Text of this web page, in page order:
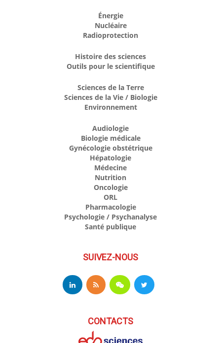
Énergie
Nucléaire
Radioprotection
Histoire des sciences
Outils pour le scientifique
Sciences de la Terre
Sciences de la Vie / Biologie
Environnement
Audiologie
Biologie médicale
Gynécologie obstétrique
Hépatologie
Médecine
Nutrition
Oncologie
ORL
Pharmacologie
Psychologie / Psychanalyse
Santé publique
SUIVEZ-NOUS
CONTACTS